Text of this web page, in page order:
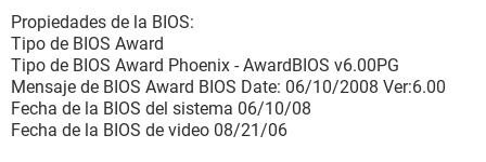
Ancho del Bus de datos 32 bits
Longitud Largo
[ Conectores de puertos / PRIMARY IDE ]
Propiedades del conector del puerto:
Propiedades de la BIOS:
Tipo de BIOS Award
Tipo de BIOS Award Phoenix - AwardBIOS v6.00PG
Mensaje de BIOS Award BIOS Date: 06/10/2008 Ver:6.00
Fecha de la BIOS del sistema 06/10/08
Fecha de la BIOS de video 08/21/06